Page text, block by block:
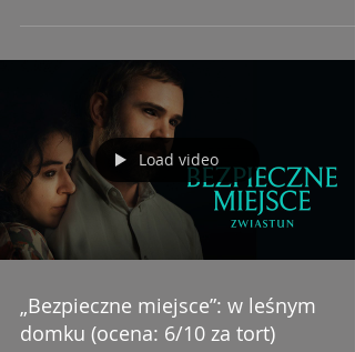
Load video
„Bezpieczne miejsce”: w leśnym
domku (ocena: 6/10 za tort)